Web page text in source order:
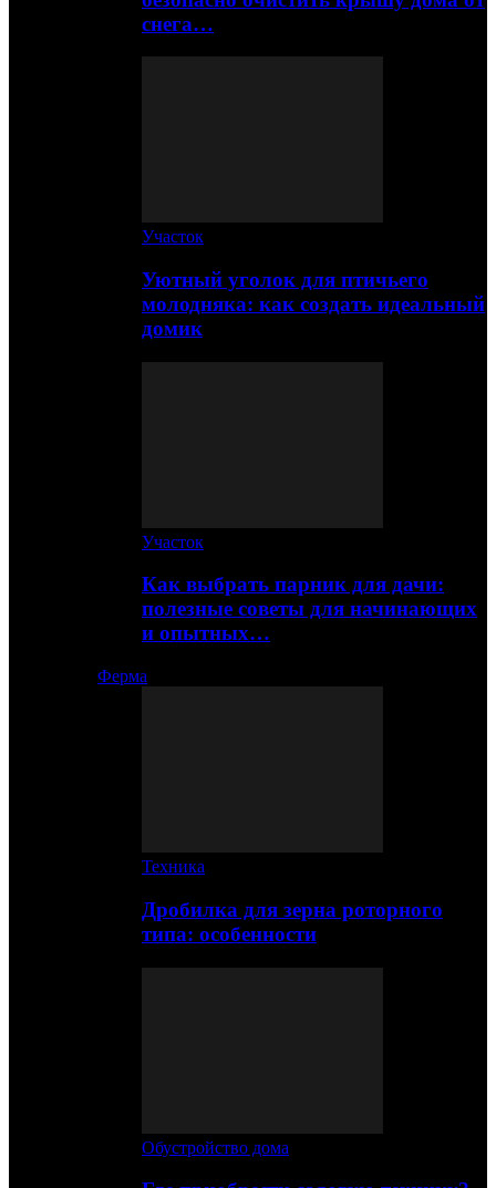
снега…
Участок
Уютный уголок для птичьего
молодняка: как создать идеальный
домик
Участок
Как выбрать парник для дачи:
полезные советы для начинающих
и опытных…
Ферма
Техника
Дробилка для зерна роторного
типа: особенности
Обустройство дома